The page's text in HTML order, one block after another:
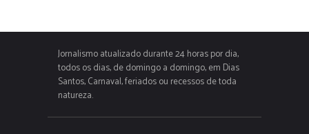
Jornalismo atualizado durante 24 horas por dia,
todos os dias, de domingo a domingo, em Dias
Santos, Carnaval, feriados ou recessos de toda
natureza.